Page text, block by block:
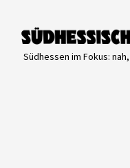
Südhessen im Fokus: